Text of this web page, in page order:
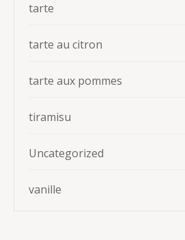
tarte
tarte au citron
tarte aux pommes
tiramisu
Uncategorized
vanille